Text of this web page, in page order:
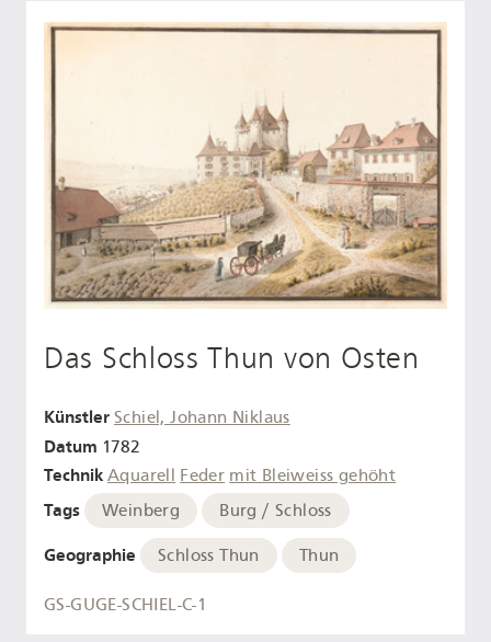
Das Schloss Thun von Osten
Künstler Schiel, Johann Niklaus
Datum 1782
Technik Aquarell Feder mit Bleiweiss gehöht
Tags Weinberg Burg / Schloss
Geographie Schloss Thun Thun
GS-GUGE-SCHIEL-C-1